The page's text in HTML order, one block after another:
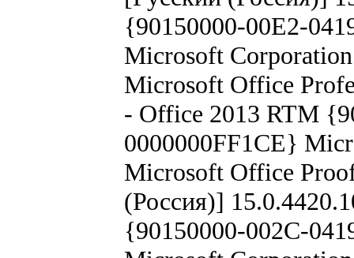
{90150000-00E2-
Microsoft
Microsoft Office
- Office 2013 RTM
0000000FF1CE}
Microsoft Office
(Россия)]
{90150000-002C-